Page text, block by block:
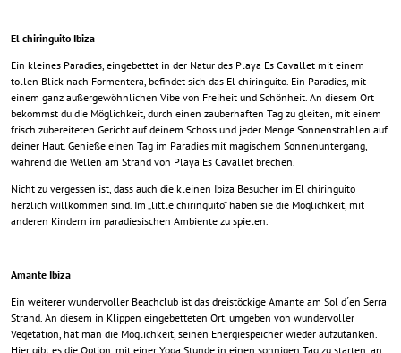
El chiringuito Ibiza
Ein kleines Paradies, eingebettet in der Natur des Playa Es Cavallet mit einem
tollen Blick nach Formentera, befindet sich das El chiringuito. Ein Paradies, mit
einem ganz außergewöhnlichen Vibe von Freiheit und Schönheit. An diesem Ort
bekommst du die Möglichkeit, durch einen zauberhaften Tag zu gleiten, mit einem
frisch zubereiteten Gericht auf deinem Schoss und jeder Menge Sonnenstrahlen auf
deiner Haut. Genieße einen Tag im Paradies mit magischem Sonnenuntergang,
während die Wellen am Strand von Playa Es Cavallet brechen.
Nicht zu vergessen ist, dass auch die kleinen Ibiza Besucher im El chiringuito
herzlich willkommen sind. Im „little chiringuito“ haben sie die Möglichkeit, mit
anderen Kindern im paradiesischen Ambiente zu spielen.
Amante Ibiza
Ein weiterer wundervoller Beachclub ist das dreistöckige Amante am Sol d´en Serra
Strand. An diesem in Klippen eingebetteten Ort, umgeben von wundervoller
Vegetation, hat man die Möglichkeit, seinen Energiespeicher wieder aufzutanken.
Hier gibt es die Option, mit einer Yoga Stunde in einen sonnigen Tag zu starten, an